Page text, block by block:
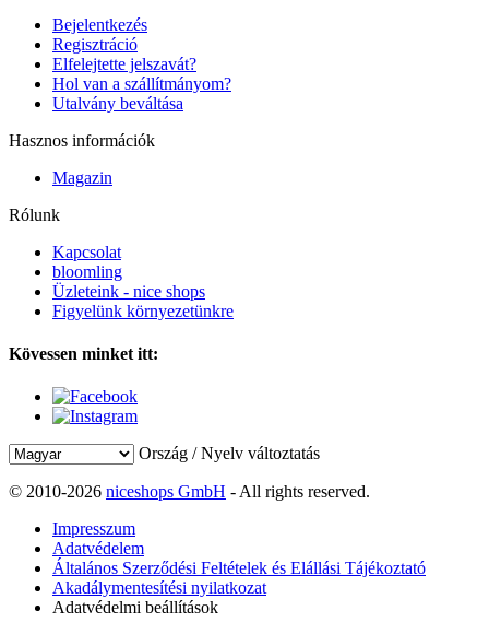
Bejelentkezés
Regisztráció
Elfelejtette jelszavát?
Hol van a szállítmányom?
Utalvány beváltása
Hasznos információk
Magazin
Rólunk
Kapcsolat
bloomling
Üzleteink - nice shops
Figyelünk környezetünkre
Kövessen minket itt:
Ország / Nyelv változtatás
© 2010-2026 niceshops GmbH - All rights reserved.
Impresszum
Adatvédelem
Általános Szerződési Feltételek és Elállási Tájékoztató
Akadálymentesítési nyilatkozat
Adatvédelmi beállítások